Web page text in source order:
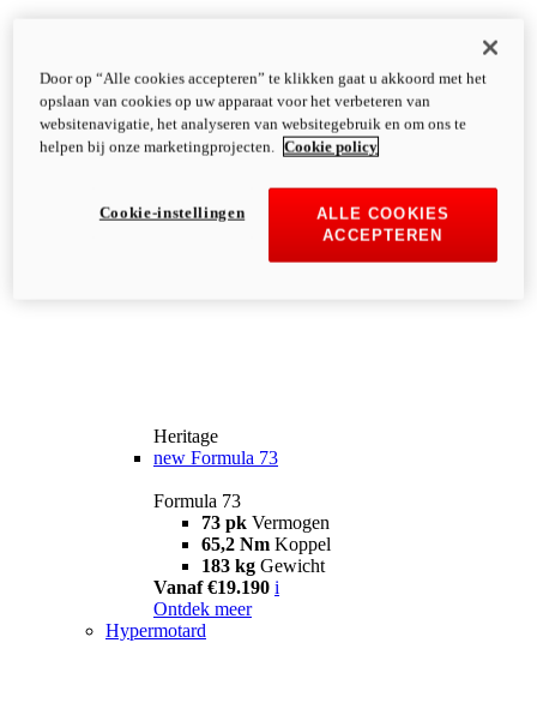
Heritage
new Formula 73
Formula 73
73 pk Vermogen
65,2 Nm Koppel
183 kg Gewicht
Vanaf €19.190 i
Ontdek meer
Hypermotard
Door op “Alle cookies accepteren” te klikken gaat u akkoord met het
opslaan van cookies op uw apparaat voor het verbeteren van
websitenavigatie, het analyseren van websitegebruik en om ons te
helpen bij onze marketingprojecten.
Cookie policy
ALLE COOKIES
ACCEPTEREN
Cookie-instellingen